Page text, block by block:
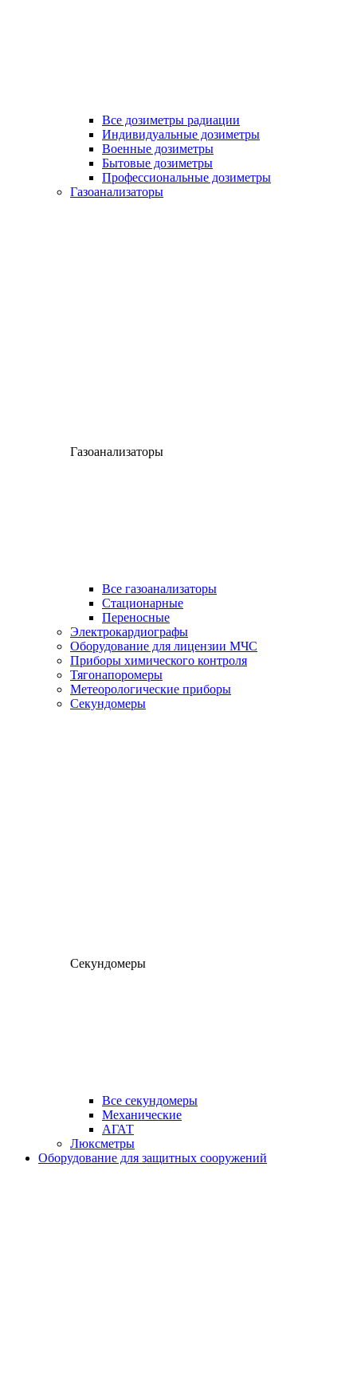
Все дозиметры радиации
Индивидуальные дозиметры
Военные дозиметры
Бытовые дозиметры
Профессиональные дозиметры
Газоанализаторы
Газоанализаторы
Все газоанализаторы
Cтационарные
Переносные
Электрокардиографы
Оборудование для лицензии МЧС
Приборы химического контроля
Тягонапоромеры
Метеорологические приборы
Секундомеры
Секундомеры
Все секундомеры
Механические
АГАТ
Люксметры
Оборудование для защитных сооружений